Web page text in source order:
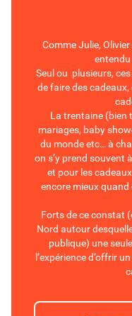
Comme Julie,
Seul ou plusieurs,
de faire des
La trentaine (bien
mariages, baby
du monde etc… à
on s’y prend souvent
et pour les
encore mieux quand
Forts de ce constat
Nord autour
publique) une
l’expérience d’offrir